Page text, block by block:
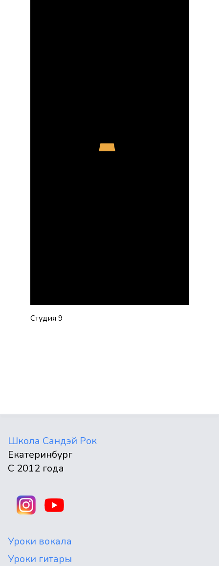
Студия 9
Школа Сандэй Рок
Екатеринбург
С 2012 года
Уроки вокала
Уроки гитары